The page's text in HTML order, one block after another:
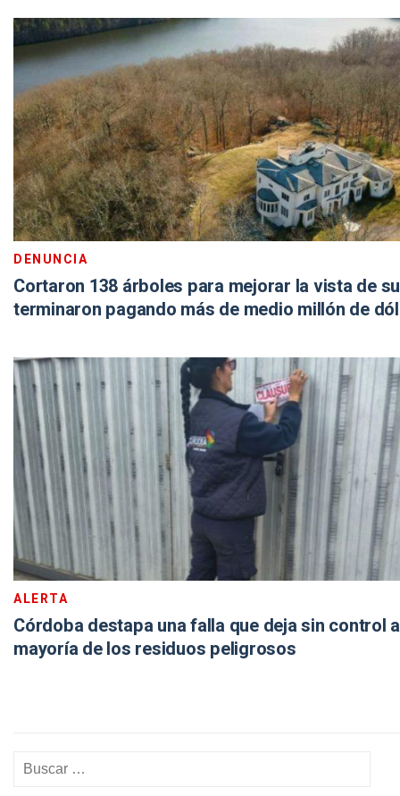
DENUNCIA
Cortaron 138 árboles para mejorar la vista de
terminaron pagando más de medio millón de
ALERTA
Córdoba destapa una falla que deja sin control
mayoría de los residuos peligrosos